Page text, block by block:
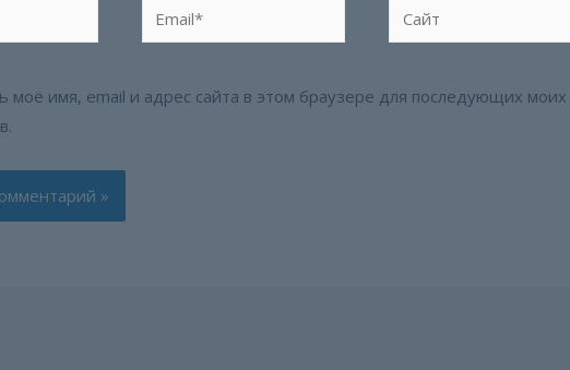
моё имя, email и адрес сайта в этом браузере для последующих моих